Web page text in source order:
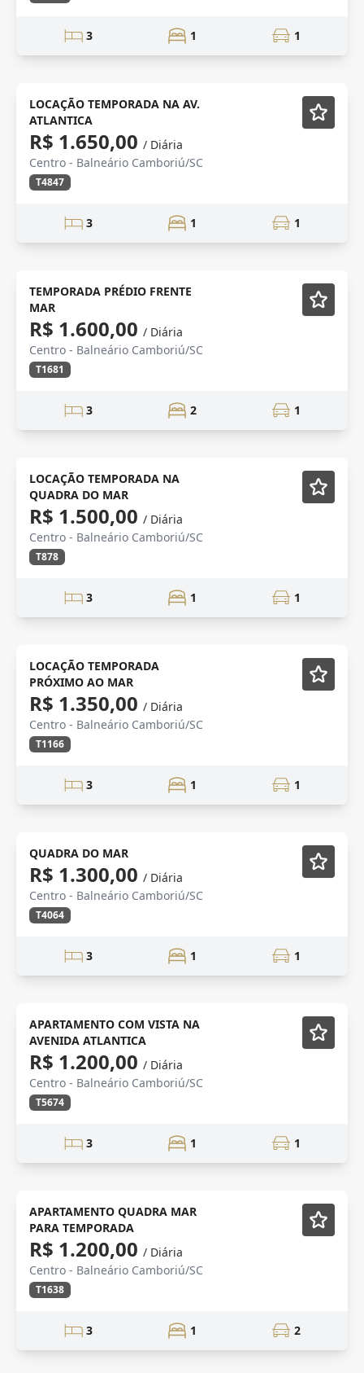
3 1 1
Mobiliado
LOCAÇÃO TEMPORADA NA AV.
ATLANTICA
R$ 1.650,00 / Diária
Centro - Balneário Camboriú/SC
T4847
3 1 1
TEMPORADA Mobiliado
TEMPORADA PRÉDIO FRENTE
MAR
R$ 1.600,00 / Diária
Centro - Balneário Camboriú/SC
T1681
3 2 1
TEMPORADA Mobiliado
LOCAÇÃO TEMPORADA NA
QUADRA DO MAR
R$ 1.500,00 / Diária
Centro - Balneário Camboriú/SC
T878
3 1 1
Mobiliado
LOCAÇÃO TEMPORADA
PRÓXIMO AO MAR
R$ 1.350,00 / Diária
Centro - Balneário Camboriú/SC
T1166
3 1 1
Mobiliado
QUADRA DO MAR
R$ 1.300,00 / Diária
Centro - Balneário Camboriú/SC
T4064
3 1 1
FRENTE MAR Mobiliado
APARTAMENTO COM VISTA NA
AVENIDA ATLANTICA
R$ 1.200,00 / Diária
Centro - Balneário Camboriú/SC
T5674
3 1 1
Mobiliado
APARTAMENTO QUADRA MAR
PARA TEMPORADA
R$ 1.200,00 / Diária
Centro - Balneário Camboriú/SC
T1638
3 1 2